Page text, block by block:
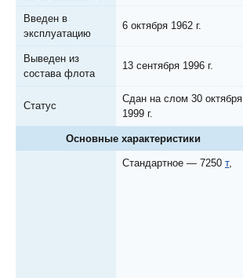
Введен в
эксплуатацию
6 октября 1962 г.
Выведен из
состава флота
13 сентября 1996 г.
Статус
Сдан на слом 30 октября
1999 г.
Основные характеристики
Стандартное — 7250 т,